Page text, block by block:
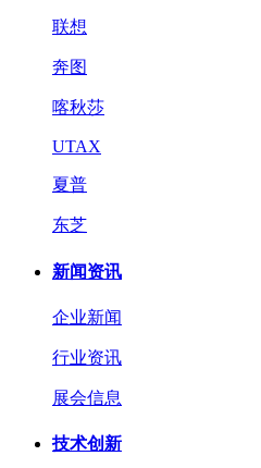
联想
奔图
喀秋莎
UTAX
夏普
东芝
新闻资讯
企业新闻
行业资讯
展会信息
技术创新